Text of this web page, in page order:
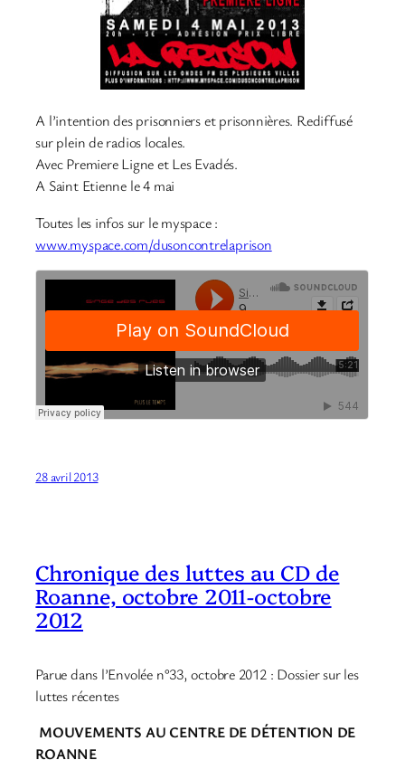
A l’intention des prisonniers et prisonnières. Rediffusé
sur plein de radios locales.
Avec Premiere Ligne et Les Evadés.
A Saint Etienne le 4 mai
Toutes les infos sur le myspace :
www.myspace.com/dusoncontrelaprison
28 avril 2013
Chronique des luttes au CD de
Roanne, octobre 2011-octobre
2012
Parue dans l’Envolée n°33, octobre 2012 : Dossier sur les
luttes récentes
MOUVEMENTS AU CENTRE DE DÉTENTION DE
ROANNE